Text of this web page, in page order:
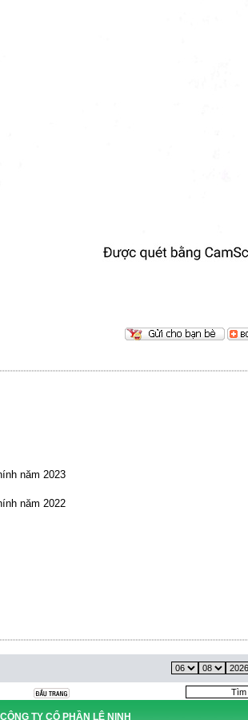
năm 2023
năm 2022
TY CỔ PHẦN LỆ NINH